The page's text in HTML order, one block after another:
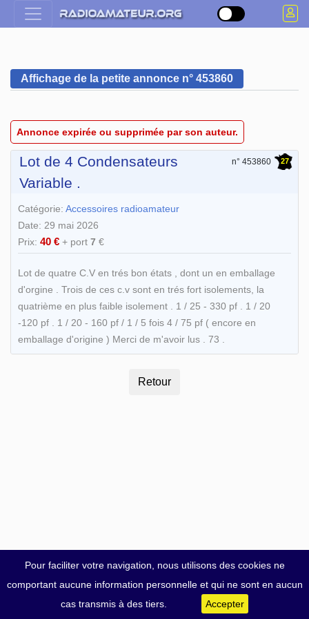
Pour faciliter votre navigation, nous utilisons des cookies ne
comportant aucune information personnelle et qui ne sont en aucun
cas transmis à des tiers.
Accepter
Affichage de la petite annonce n° 453860
Annonce expirée ou supprimée par son auteur.
Lot de 4 Condensateurs
Variable .
n° 453860 27
Catégorie: Accessoires radioamateur
Date: 29 mai 2026
Prix: 40 € + port 7 €
Lot de quatre C.V en trés bon états , dont un en emballage
d'orgine . Trois de ces c.v sont en trés fort isolements, la
quatrième en plus faible isolement . 1 / 25 - 330 pf . 1 / 20
-120 pf . 1 / 20 - 160 pf / 1 / 5 fois 4 / 75 pf ( encore en
emballage d'origine ) Merci de m'avoir lus . 73 .